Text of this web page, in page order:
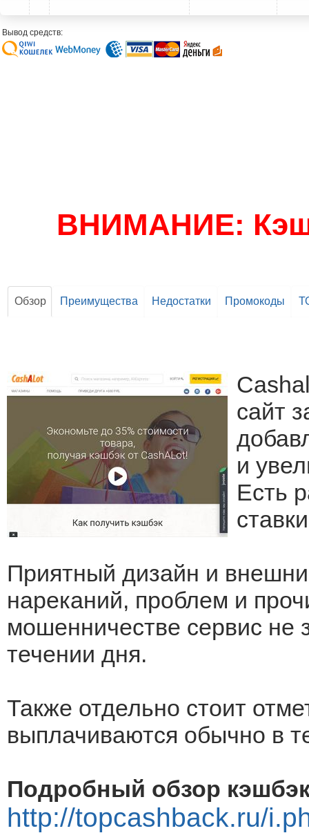
Вывод средств:
ВНИМАНИЕ:
Обзор Преимущества Недостатки Промокоды
сайт
и
Есть
Приятный дизайн и
нареканий, проблем и
мошенничестве сервис не
течении дня.
Также отдельно стоит
выплачиваются обычно в
Подробный обзор
http://topcashback.ru/